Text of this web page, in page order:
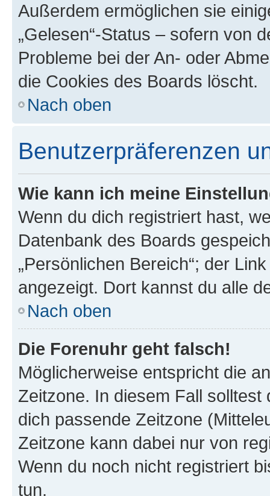
Außerdem ermöglichen sie
„Gelesen“-Status – sofern von
Probleme bei der An- oder
die Cookies des Boards löscht.
Nach oben
Benutzerpräferenzen
Wie kann ich meine
Wenn du dich registriert hast,
Datenbank des Boards
„Persönlichen Bereich“; der
angezeigt. Dort kannst du alle
Nach oben
Die Forenuhr geht falsch!
Möglicherweise entspricht die
Zeitzone. In diesem Fall solltest
dich passende Zeitzone
Zeitzone kann dabei nur von
Wenn du noch nicht registriert
tun.